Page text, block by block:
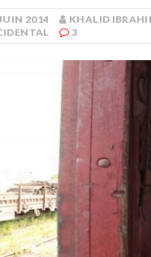
2014 KHALID
3